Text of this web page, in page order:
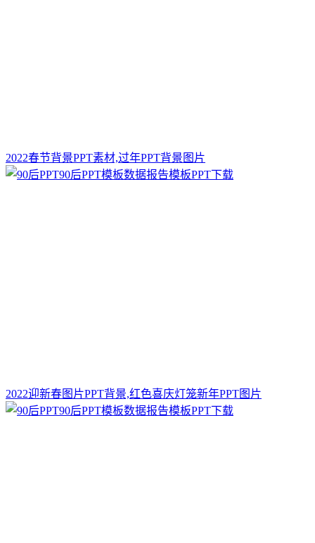
2022春节背景PPT素材,过年PPT背景图片
2022迎新春图片PPT背景,红色喜庆灯笼新年PPT图片